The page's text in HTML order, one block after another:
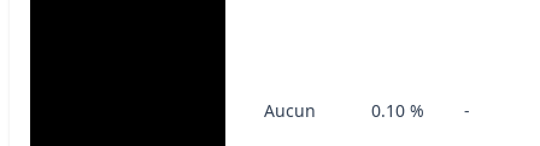
Aucun 0.10 % -